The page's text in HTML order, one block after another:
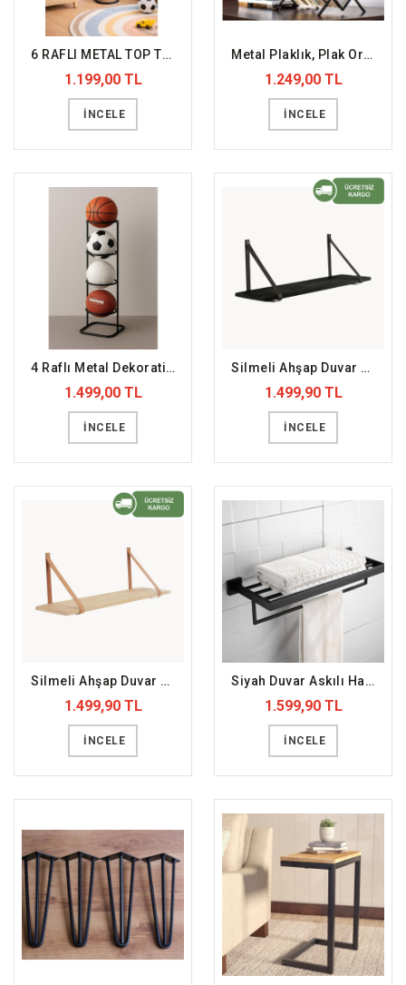
6 RAFLI METAL TOP TUTUCU
1.199,00 TL
İNCELE
Metal Plaklık, Plak Organizer
1.249,00 TL
İNCELE
4 Raflı Metal Dekoratif Ayaklı Top Sepeti
1.499,00 TL
İNCELE
Silmeli Ahşap Duvar Rafı Siyah (DFFDR11)
1.499,90 TL
İNCELE
Silmeli Ahşap Duvar Rafı (DFFDR10)
1.499,90 TL
İNCELE
Siyah Duvar Askılı Havlu Rafı (DFFHVL2)
1.599,90 TL
İNCELE